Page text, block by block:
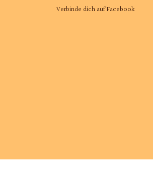
Verbinde dich auf Facebook